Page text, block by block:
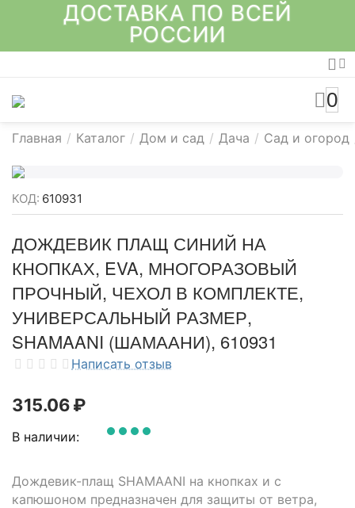
ДОСТАВКА ПО ВСЕЙ
РОССИИ
0
Главная / Каталог / Дом и сад / Дача / Сад и огород
КОД: 610931
ДОЖДЕВИК ПЛАЩ СИНИЙ НА
КНОПКАХ, EVA, МНОГОРАЗОВЫЙ
ПРОЧНЫЙ, ЧЕХОЛ В КОМПЛЕКТЕ,
УНИВЕРСАЛЬНЫЙ РАЗМЕР,
SHAMAANI (ШАМААНИ), 610931
Написать отзыв
315.06₽
В наличии:
Дождевик-плащ SHAMAANI на кнопках и с
капюшоном предназначен для защиты от ветра,